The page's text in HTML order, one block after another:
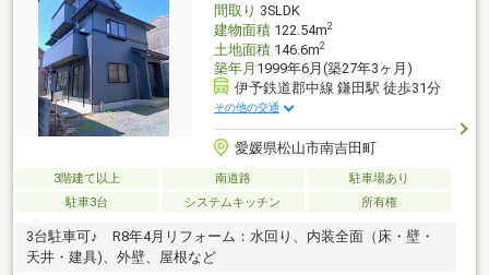
間取り 3SLDK
建物面積122.54m2
土地面積146.6m2
築年月 1999年6月(築27年3ヶ月)
伊予鉄道郡中線 鎌田駅 徒歩31分
その他の交通
愛媛県松山市南吉田町
3階建て以上 南道路
駐車場あり
駐車3台
システムキッチン 所有権
3台駐車可♪ R8年4月リフォーム：水回り、内装全面（床・壁・
天井・建具)、外壁、屋根など